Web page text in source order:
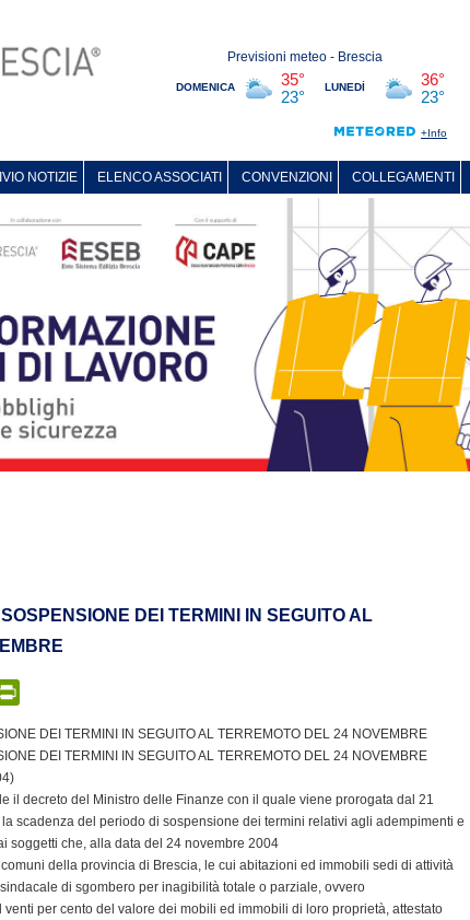
NOTIZIE ELENCO ASSOCIATI CONVENZIONI COLLEGAMENTI
DEI TERMINI IN SEGUITO AL
t
F
r
i
e
DEI TERMINI IN SEGUITO AL TERREMOTO DEL 24 NOVEMBRE
DEI TERMINI IN SEGUITO AL TERREMOTO DEL 24 NOVEMBRE
il decreto del Ministro delle Finanze con il quale viene prorogata dal 21
scadenza del periodo di sospensione dei termini relativi agli adempimenti e
soggetti che, alla data del 24 novembre 2004
della provincia di Brescia, le cui abitazioni ed immobili sedi di attività
di sgombero per inagibilità totale o parziale, ovvero
per cento del valore dei mobili ed immobili di loro proprietà, attestato